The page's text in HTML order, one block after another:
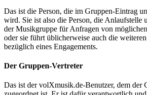
Das ist die Person, die im Gruppen-Eintrag
wird. Sie ist also die Person, die Anlaufstelle
der Musikgruppe für Anfragen von
oder sie führt üblicherweise auch die
bezüglich eines Engagements.
Der Gruppen-Vertreter
Das ist der volXmusik.de-Benutzer, dem der